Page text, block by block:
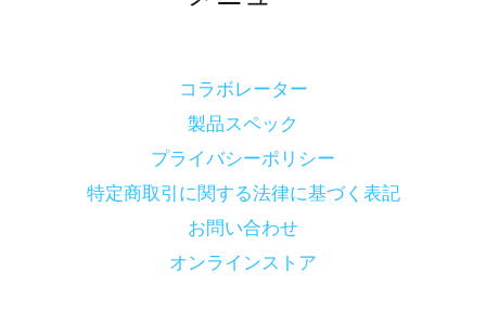
コラボレーター
製品スペック
プライバシーポリシー
特定商取引に関する法律に基づく表記
お問い合わせ
オンラインストア